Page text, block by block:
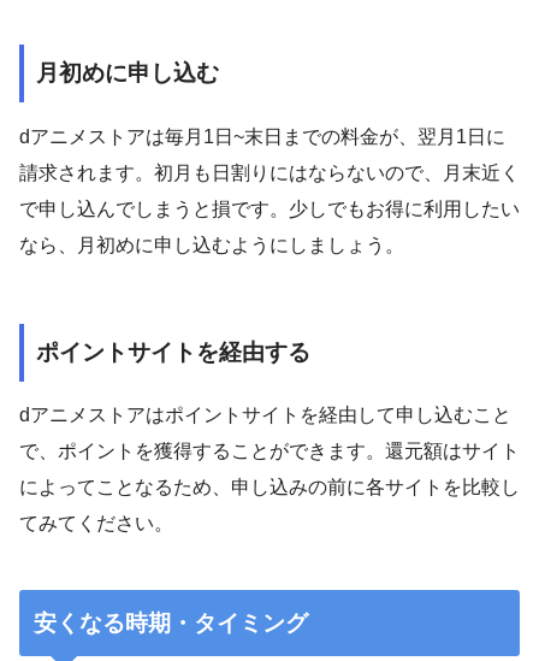
月初めに申し込む
dアニメストアは毎月1日~末日までの料金が、翌月1日に
請求されます。初月も日割りにはならないので、月末近く
で申し込んでしまうと損です。少しでもお得に利用したい
なら、月初めに申し込むようにしましょう。
ポイントサイトを経由する
dアニメストアはポイントサイトを経由して申し込むこと
で、ポイントを獲得することができます。還元額はサイト
によってことなるため、申し込みの前に各サイトを比較し
てみてください。
安くなる時期・タイミング